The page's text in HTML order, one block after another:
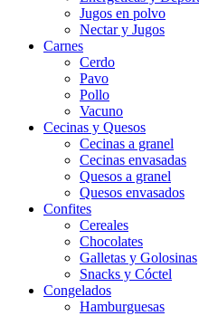
Jugos en polvo
Nectar y Jugos
Carnes
Cerdo
Pavo
Pollo
Vacuno
Cecinas y Quesos
Cecinas a granel
Cecinas envasadas
Quesos a granel
Quesos envasados
Confites
Cereales
Chocolates
Galletas y Golosinas
Snacks y Cóctel
Congelados
Hamburguesas